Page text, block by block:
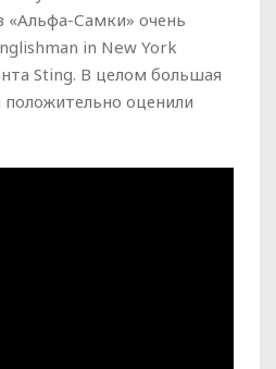
«Альфа-Самки» очень
in New York
Sting. В целом большая
положительно оценили